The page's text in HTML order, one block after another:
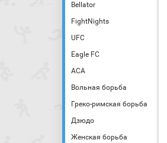
Bellator
FightNights
UFC
Eagle FC
АСА
Вольная борьба
Греко-римская борьба
Дзюдо
Женская борьба